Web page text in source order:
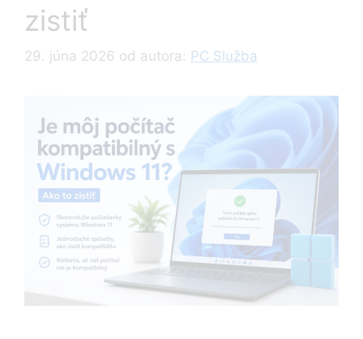
zistiť
29. júna 2026 od autora: PC Služba